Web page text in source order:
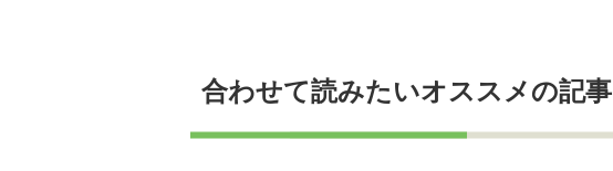
合わせて読みたいオススメの記事